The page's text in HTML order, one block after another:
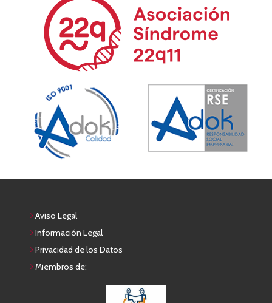
Aviso Legal
Información Legal
Privacidad de los Datos
Miembros de: